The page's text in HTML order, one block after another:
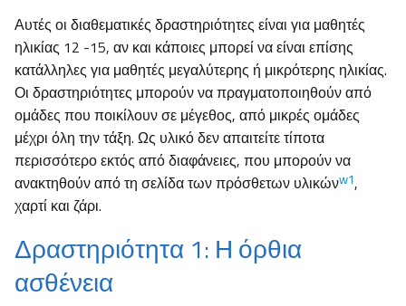
Αυτές οι διαθεματικές δραστηριότητες είναι για μαθητές
ηλικίας 12 -15, αν και κάποιες μπορεί να είναι επίσης
κατάλληλες για μαθητές μεγαλύτερης ή μικρότερης ηλικίας.
Οι δραστηριότητες μπορούν να πραγματοποιηθούν από
ομάδες που ποικίλουν σε μέγεθος, από μικρές ομάδες
μέχρι όλη την τάξη. Ως υλικό δεν απαιτείτε τίποτα
περισσότερο εκτός από διαφάνειες, που μπορούν να
ανακτηθούν από τη σελίδα των πρόσθετων υλικώνw1,
χαρτί και ζάρι.
Δραστηριότητα 1: Η όρθια
ασθένεια